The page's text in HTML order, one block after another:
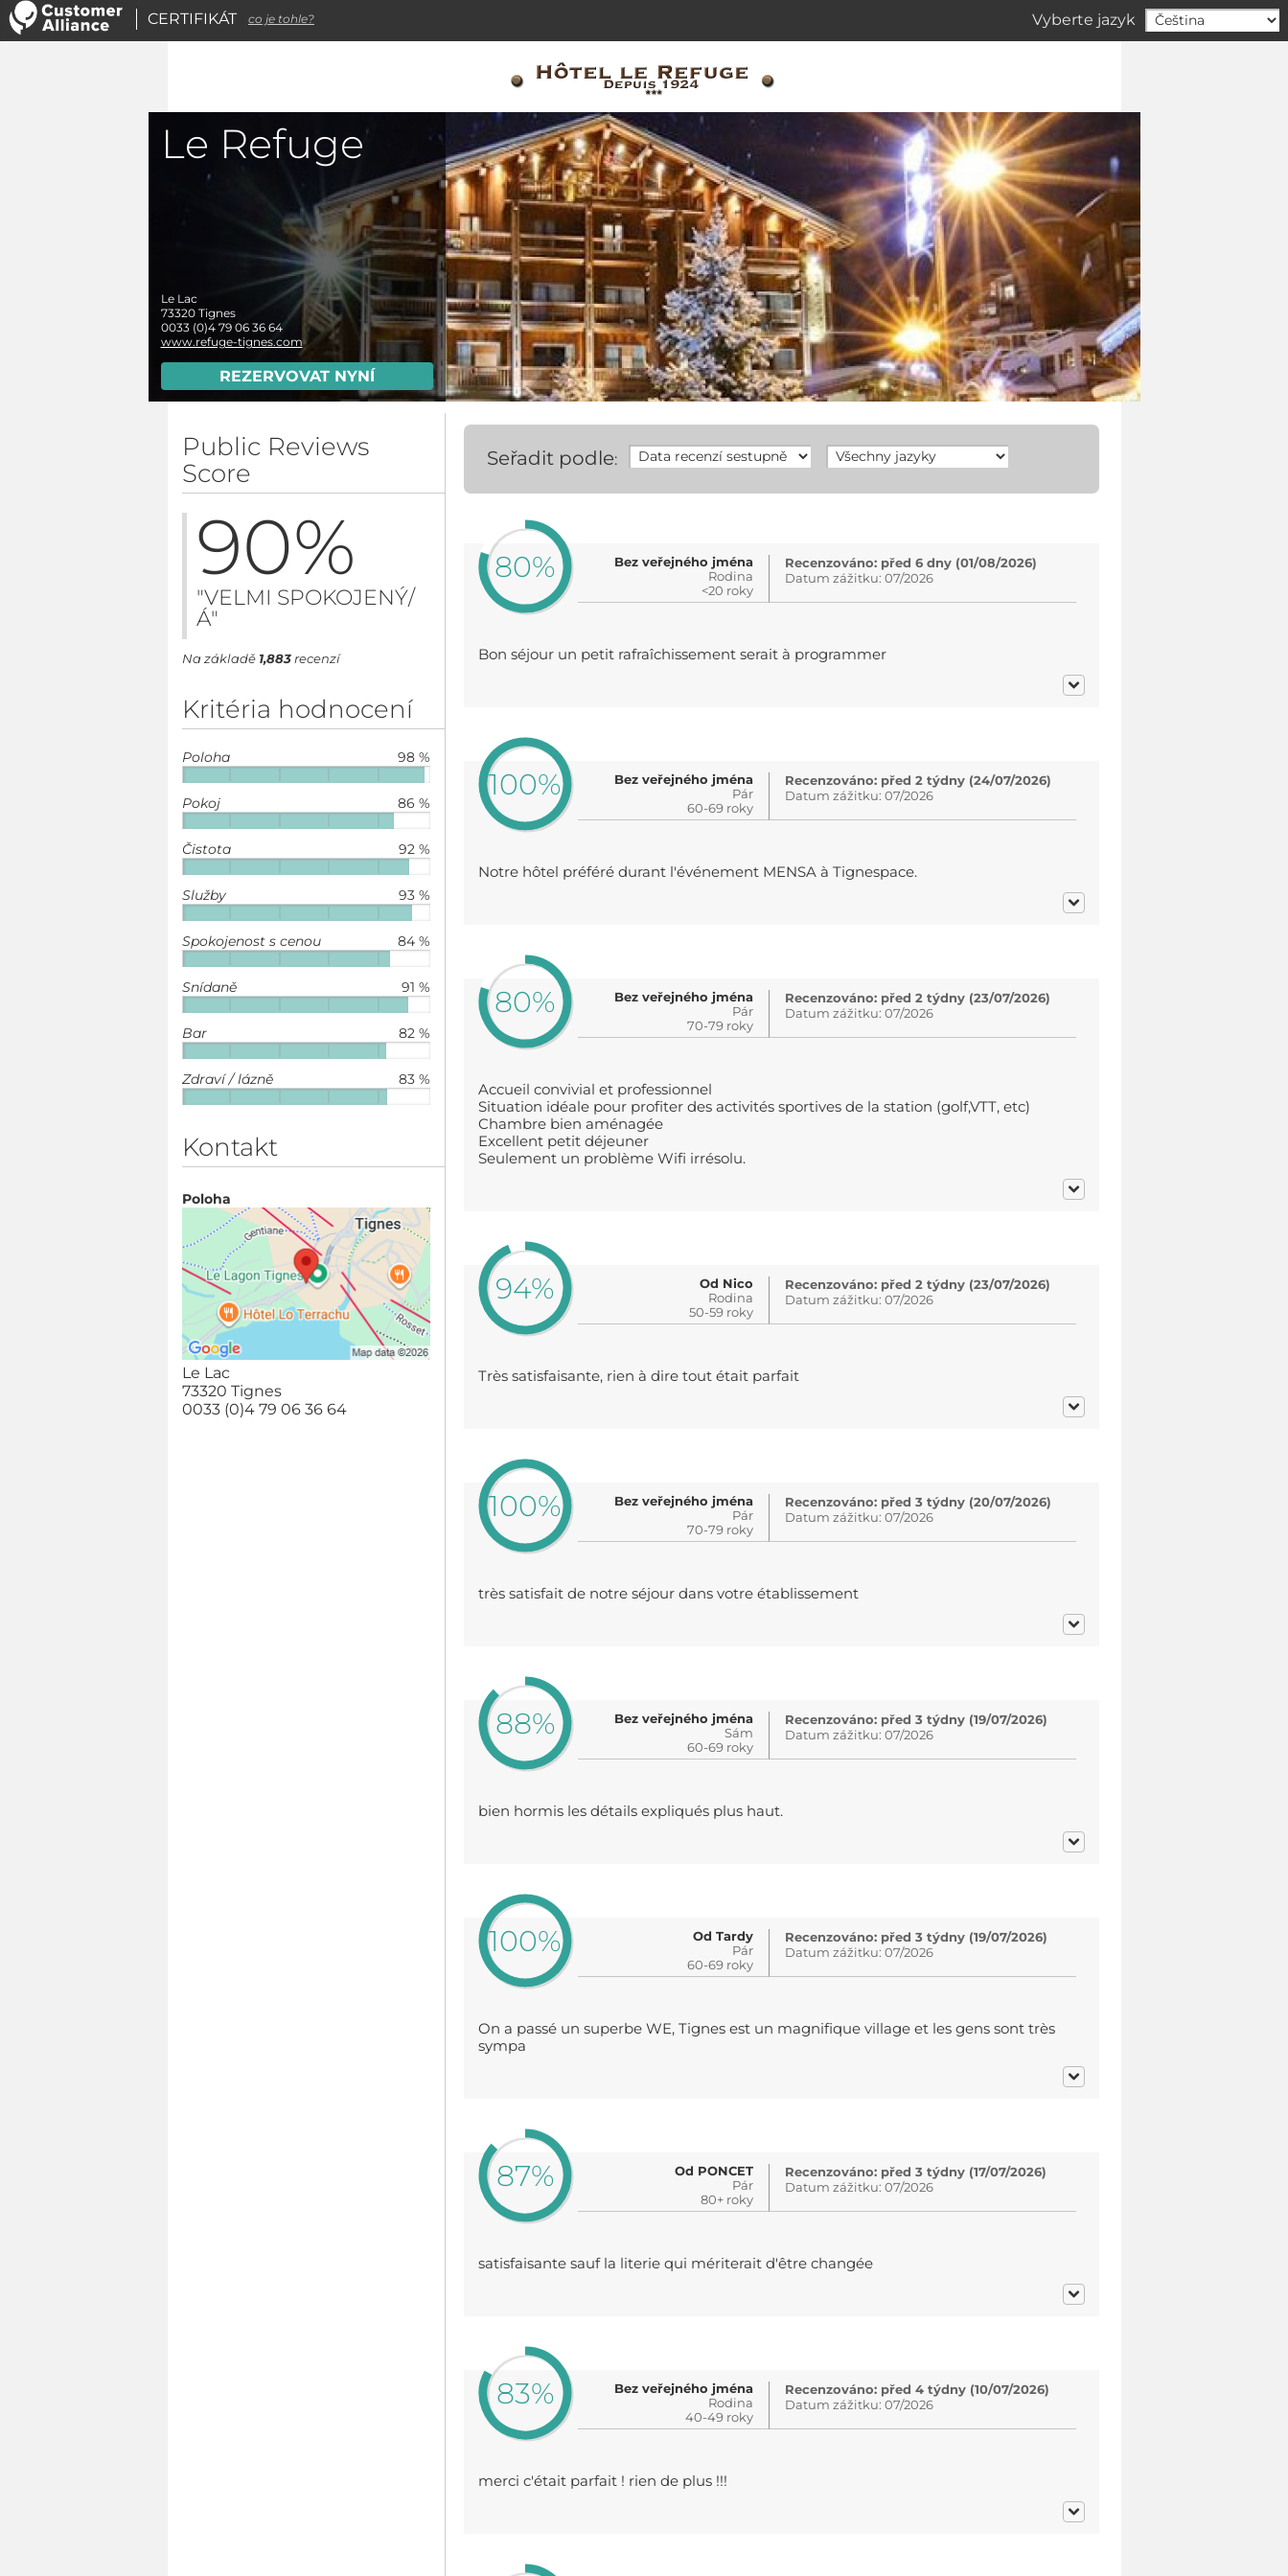
Vyberte jazyk
Le Refuge
Le Lac
73320 Tignes
0033 (0)4 79 06 36 64
www.refuge-tignes.com
REZERVOVAT NYNÍ
Public Reviews
Score
90%
"VELMI SPOKOJENÝ/
Á"
Na základě 1,883recenzí
Kritéria hodnocení
98 %
Poloha
86 %
Pokoj
92 %
Čistota
93 %
Služby
84 %
Spokojenost s cenou
91 %
Snídaně
82 %
Bar
83 %
Zdraví / lázně
Kontakt
Poloha
Le Lac
73320 Tignes
0033 (0)4 79 06 36 64
Seřadit podle:
80%
Bez veřejného jména
Rodina
<20 roky
Recenzováno: před 6 dny (01/08/2026)
Datum zážitku: 07/2026
Bon séjour un petit rafraîchissement serait à programmer
100%
Bez veřejného jména
Pár
60-69 roky
Recenzováno: před 2 týdny (24/07/2026)
Datum zážitku: 07/2026
Notre hôtel préféré durant l'événement MENSA à Tignespace.
80%
Bez veřejného jména
Pár
70-79 roky
Recenzováno: před 2 týdny (23/07/2026)
Datum zážitku: 07/2026
Accueil convivial et professionnel
Situation idéale pour profiter des activités sportives de la station (golf,VTT, etc)
Chambre bien aménagée
Excellent petit déjeuner
Seulement un problème Wifi irrésolu.
94%
Od Nico
Rodina
50-59 roky
Recenzováno: před 2 týdny (23/07/2026)
Datum zážitku: 07/2026
Très satisfaisante, rien à dire tout était parfait
100%
Bez veřejného jména
Pár
70-79 roky
Recenzováno: před 3 týdny (20/07/2026)
Datum zážitku: 07/2026
très satisfait de notre séjour dans votre établissement
88%
Bez veřejného jména
Sám
60-69 roky
Recenzováno: před 3 týdny (19/07/2026)
Datum zážitku: 07/2026
bien hormis les détails expliqués plus haut.
100%
Od Tardy
Pár
60-69 roky
Recenzováno: před 3 týdny (19/07/2026)
Datum zážitku: 07/2026
On a passé un superbe WE, Tignes est un magnifique village et les gens sont très
sympa
87%
Od PONCET
Pár
80+ roky
Recenzováno: před 3 týdny (17/07/2026)
Datum zážitku: 07/2026
satisfaisante sauf la literie qui mériterait d'être changée
83%
Bez veřejného jména
Rodina
40-49 roky
Recenzováno: před 4 týdny (10/07/2026)
Datum zážitku: 07/2026
merci c'était parfait ! rien de plus !!!
CERTIFIKÁT co je tohle?